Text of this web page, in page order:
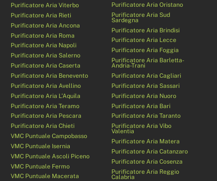
Purificatore Aria Viterbo
Purificatore Aria Rieti
Purificatore Aria Ancona
Purificatore Aria Roma
Purificatore Aria Napoli
Purificatore Aria Salerno
Purificatore Aria Caserta
Purificatore Aria Benevento
Purificatore Aria Avellino
Purificatore Aria L’Aquila
Purificatore Aria Teramo
Purificatore Aria Pescara
Purificatore Aria Chieti
VMC Puntuale Campobasso
VMC Puntuale Isernia
VMC Puntuale Ascoli Piceno
VMC Puntuale Fermo
VMC Puntuale Macerata
Purificatore Aria Oristano
Purificatore Aria Sud
Sardegna
Purificatore Aria Brindisi
Purificatore Aria Lecce
Purificatore Aria Foggia
Purificatore Aria Barletta-
Andria-Trani
Purificatore Aria Cagliari
Purificatore Aria Sassari
Purificatore Aria Nuoro
Purificatore Aria Bari
Purificatore Aria Taranto
Purificatore Aria Vibo
Valentia
Purificatore Aria Matera
Purificatore Aria Catanzaro
Purificatore Aria Cosenza
Purificatore Aria Reggio
Calabria